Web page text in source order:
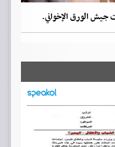
الورق الإخواني.